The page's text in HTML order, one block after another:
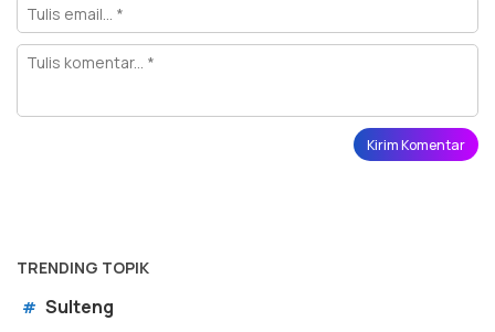
TRENDING TOPIK
# Sulteng